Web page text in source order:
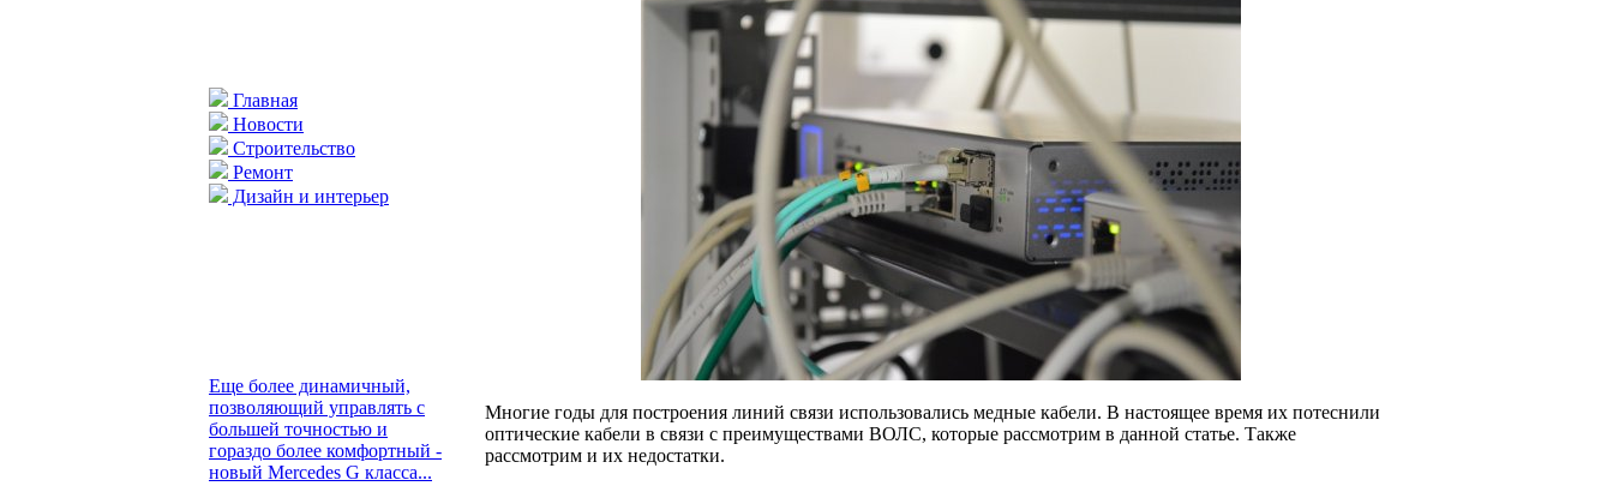
Главная
Новости
Строительство
Ремонт
Дизайн и интерьер
Еще более динамичный,
позволяющий управлять с
большей точностью и
гораздо более комфортный -
новый Mercedes G класса...
Многие годы для построения линий связи использовались медные кабели. В настоящее время их потеснили
оптические кабели в связи с преимуществами ВОЛС, которые рассмотрим в данной статье. Также
рассмотрим и их недостатки.